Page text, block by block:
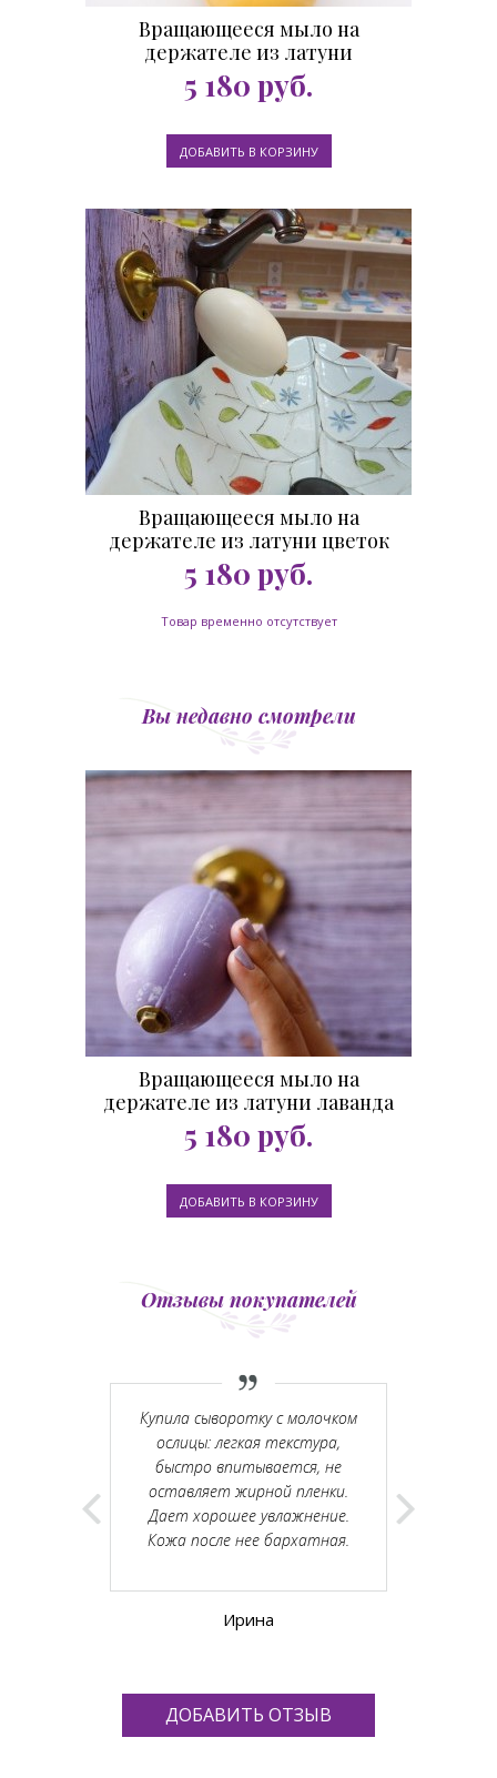
Вращающееся мыло на
держателе из латуни
ностальгия 260 гр.
5 180 руб.
Вращающееся мыло на
держателе из латуни цветок
хлопка 260 гр.
5 180 руб.
Товар временно отсутствует
Вы недавно смотрели
Вращающееся мыло на
держателе из латуни лаванда
260 гр.
5 180 руб.
Отзывы покупателей
Купила сыворотку с молочком
ослицы: легкая текстура,
быстро впитывается, не
оставляет жирной пленки.
Дает хорошее увлажнение.
Кожа после нее бархатная.
Ирина
ДОБАВИТЬ ОТЗЫВ